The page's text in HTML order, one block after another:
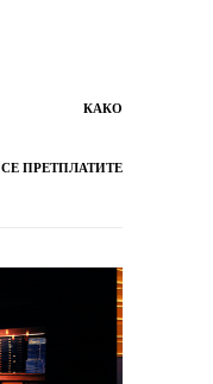
КАКО
СЕ ПРЕТПЛАТИТЕ